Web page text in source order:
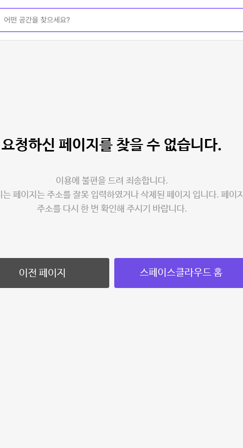
요청하신 페이지를 찾을 수 없습니다.
이용에 불편을 드려 죄송합니다.
는 페이지는 주소를 잘못 입력하였거나 삭제된 페이지 입니다. 페이지
주소를 다시 한 번 확인해 주시기 바랍니다.
이전 페이지 스페이스클라우드 홈